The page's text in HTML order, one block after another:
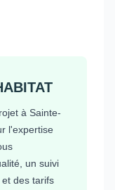
à Sainte-
l'expertise
un suivi
des tarifs